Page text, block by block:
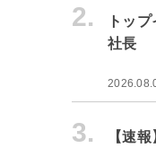
2.
トッ
社長
3.
【速